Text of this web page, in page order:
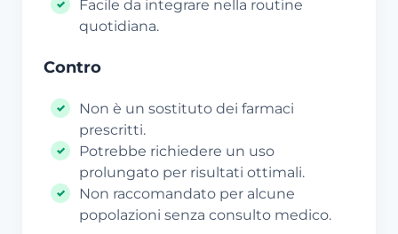
Facile da integrare nella routine
quotidiana.
Contro
Non è un sostituto dei farmaci
prescritti.
Potrebbe richiedere un uso
prolungato per risultati ottimali.
Non raccomandato per alcune
popolazioni senza consulto medico.